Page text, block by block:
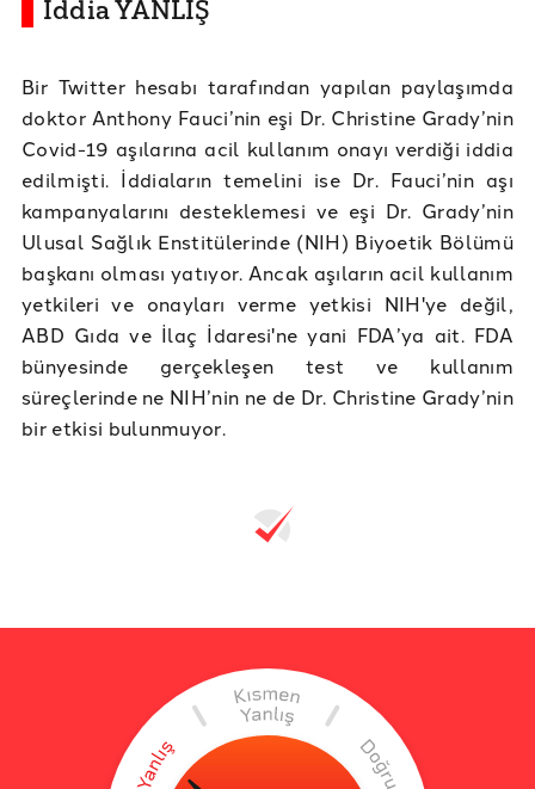
İddia YANLIŞ
Bir Twitter hesabı tarafından yapılan paylaşımda
doktor Anthony Fauci’nin eşi Dr. Christine Grady’nin
Covid-19 aşılarına acil kullanım onayı verdiği iddia
edilmişti. İddiaların temelini ise Dr. Fauci’nin aşı
kampanyalarını desteklemesi ve eşi Dr. Grady’nin
Ulusal Sağlık Enstitülerinde (NIH) Biyoetik Bölümü
başkanı olması yatıyor. Ancak aşıların acil kullanım
yetkileri ve onayları verme yetkisi NIH'ye değil,
ABD Gıda ve İlaç İdaresi'ne yani FDA’ya ait. FDA
bünyesinde gerçekleşen test ve kullanım
süreçlerinde ne NIH’nin ne de Dr. Christine Grady’nin
bir etkisi bulunmuyor.